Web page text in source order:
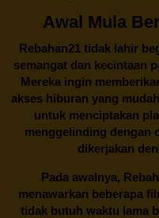
Awal Mula
Rebahan21 tidak lahir
semangat dan kecintaan
Mereka ingin
akses hiburan yang
untuk menciptakan
menggelinding dengan
dikerjakan
Pada awalnya,
menawarkan beberapa
tidak butuh waktu lama